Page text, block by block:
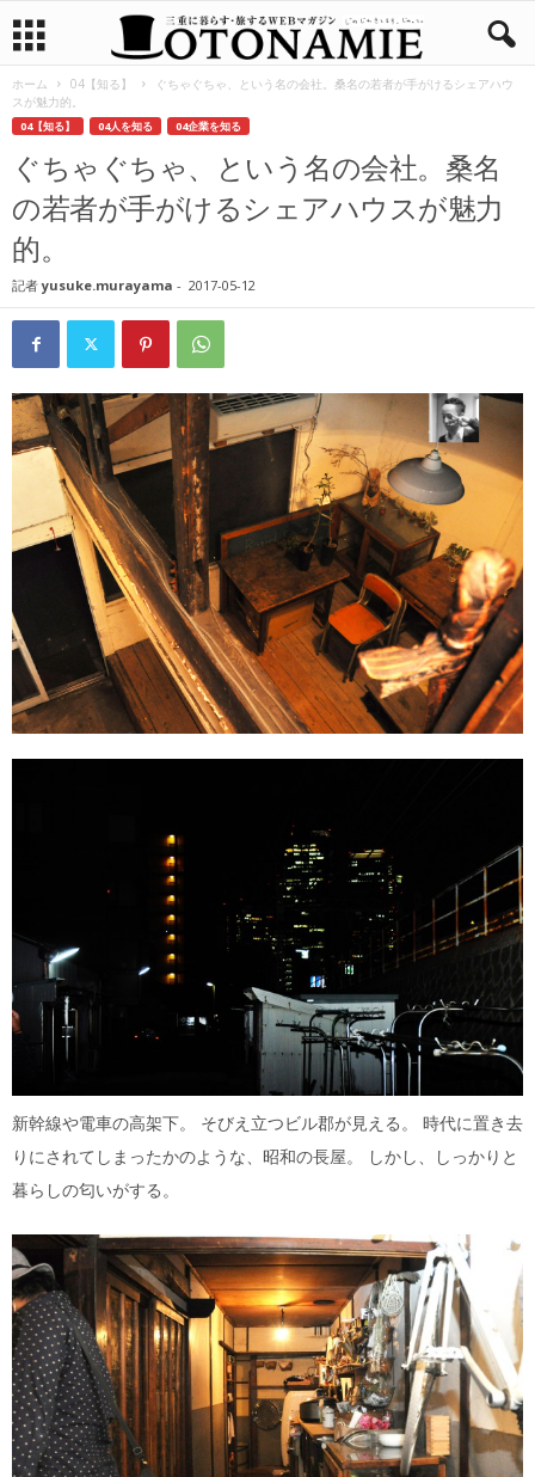
ホーム 04【知る】
ぐちゃぐちゃ、という名の会社。桑名の若者が手がけるシェアハウ
スが魅力的。
04【知る】 04人を知る 04企業を知る
ぐちゃぐちゃ、という名の会社。桑名
の若者が手がけるシェアハウスが魅力
的。
記者 yusuke.murayama - 2017-05-12
新幹線や電車の高架下。 そびえ立つビル郡が見える。 時代に置き去
りにされてしまったかのような、昭和の長屋。 しかし、しっかりと
暮らしの匂いがする。